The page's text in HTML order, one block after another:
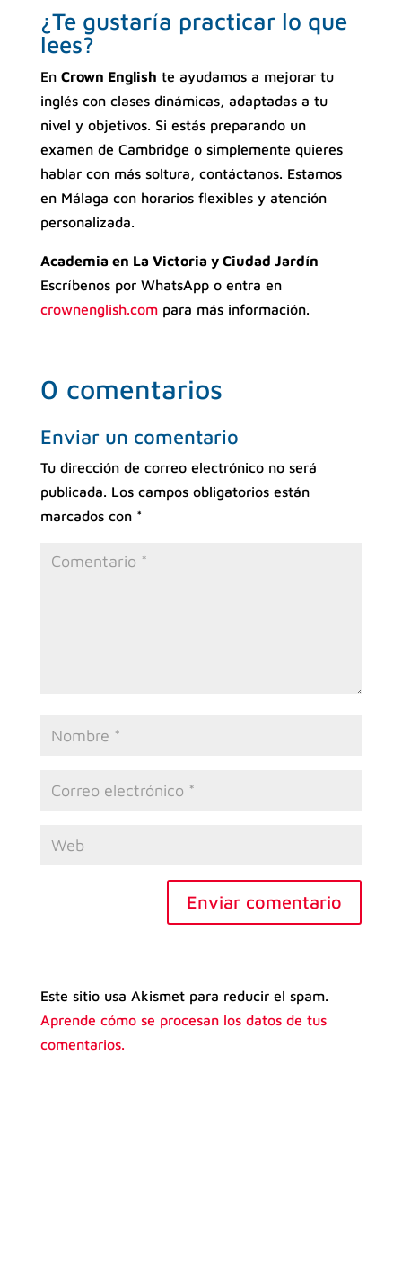
¿Te gustaría practicar lo que
lees?
En Crown English te ayudamos a mejorar tu
inglés con clases dinámicas, adaptadas a tu
nivel y objetivos. Si estás preparando un
examen de Cambridge o simplemente quieres
hablar con más soltura, contáctanos. Estamos
en Málaga con horarios flexibles y atención
personalizada.
Academia en La Victoria y Ciudad Jardín
Escríbenos por WhatsApp o entra en
crownenglish.compara más información.
0 comentarios
Enviar un comentario
Tu dirección de correo electrónico no será
publicada. Los campos obligatorios están
marcados con *
Enviar comentario
Este sitio usa Akismet para reducir el spam.
Aprende cómo se procesan los datos de tus
comentarios.